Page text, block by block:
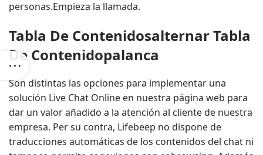
personas.Empieza la llamada.
Tabla De Contenidosalternar Tabla
De Contenidopalanca
Son distintas las opciones para implementar una
solución Live Chat Online en nuestra página web para
dar un valor añadido a la atención al cliente de nuestra
empresa. Per su contra, Lifebeep no dispone de
traducciones automáticas de los contenidos del chat ni